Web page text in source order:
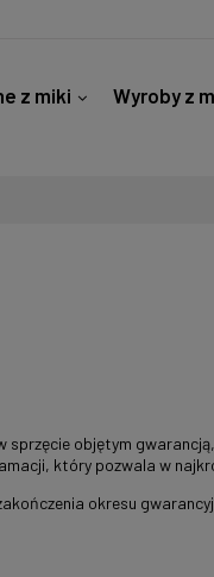
z miki
Wyroby z
objętym
który pozwala w
okresu